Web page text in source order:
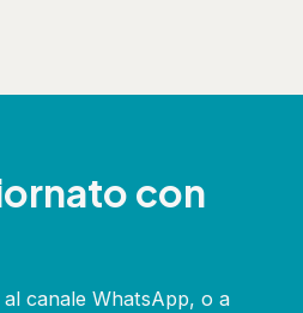
con
canale WhatsApp, o a